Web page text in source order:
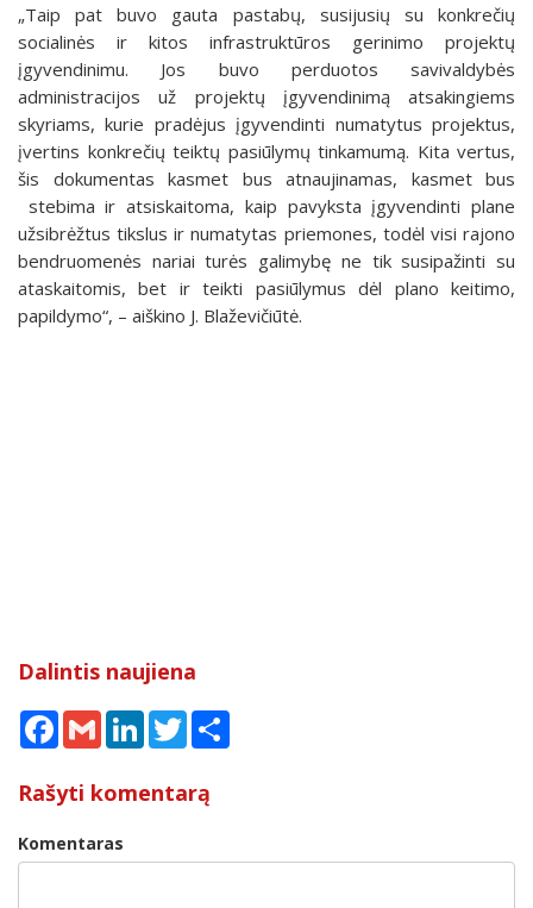
„Taip pat buvo gauta pastabų, susijusių su konkrečių
socialinės ir kitos infrastruktūros gerinimo projektų
įgyvendinimu. Jos buvo perduotos savivaldybės
administracijos už projektų įgyvendinimą atsakingiems
skyriams, kurie pradėjus įgyvendinti numatytus projektus,
įvertins konkrečių teiktų pasiūlymų tinkamumą. Kita vertus,
šis dokumentas kasmet bus atnaujinamas, kasmet bus
stebima ir atsiskaitoma, kaip pavyksta įgyvendinti plane
užsibrėžtus tikslus ir numatytas priemones, todėl visi rajono
bendruomenės nariai turės galimybę ne tik susipažinti su
ataskaitomis, bet ir teikti pasiūlymus dėl plano keitimo,
papildymo“, – aiškino J. Blaževičiūtė.
Dalintis naujiena
Facebook
Gmail LinkedInTwitter
Rašyti komentarą
Komentaras